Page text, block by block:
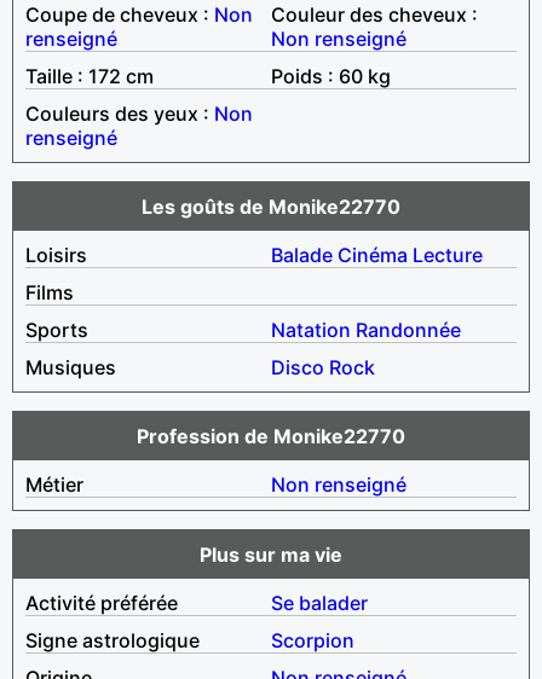
Coupe de cheveux : Non
renseigné
Couleur des cheveux :
Non renseigné
Taille : 172 cm
Poids : 60 kg
Couleurs des yeux : Non
renseigné
Les goûts de Monike22770
Loisirs
Balade Cinéma Lecture
Films
Sports
Natation Randonnée
Musiques
Disco Rock
Profession de Monike22770
Métier
Non renseigné
Plus sur ma vie
Activité préférée
Se balader
Signe astrologique
Scorpion